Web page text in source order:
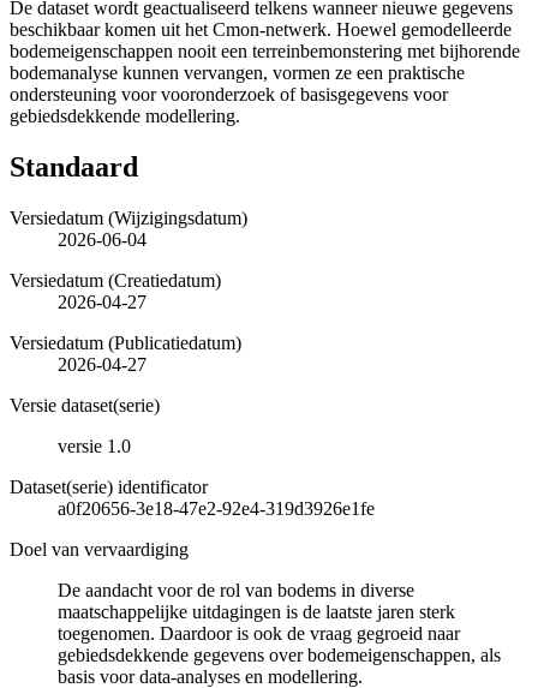
De dataset wordt geactualiseerd telkens wanneer nieuwe gegevens
beschikbaar komen uit het Cmon-netwerk. Hoewel gemodelleerde
bodemeigenschappen nooit een terreinbemonstering met bijhorende
bodemanalyse kunnen vervangen, vormen ze een praktische
ondersteuning voor vooronderzoek of basisgegevens voor
gebiedsdekkende modellering.
Standaard
Versiedatum (Wijzigingsdatum)
2026-06-04
Versiedatum (Creatiedatum)
2026-04-27
Versiedatum (Publicatiedatum)
2026-04-27
Versie dataset(serie)
versie 1.0
Dataset(serie) identificator
a0f20656-3e18-47e2-92e4-319d3926e1fe
Doel van vervaardiging
De aandacht voor de rol van bodems in diverse
maatschappelijke uitdagingen is de laatste jaren sterk
toegenomen. Daardoor is ook de vraag gegroeid naar
gebiedsdekkende gegevens over bodemeigenschappen, als
basis voor data-analyses en modellering.